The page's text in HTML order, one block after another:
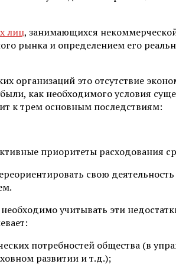
лиц, занимающихся
рынка и определением его
организаций это отсутствие
как необходимого условия
к трем основным последствиям:
приоритеты расходования
свою
необходимо учитывать эти
потребностей общества (в
развитии и т.д.);